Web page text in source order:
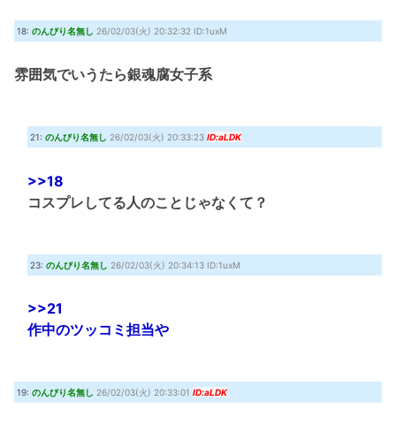
18: のんびり名無し 26/02/03(火) 20:32:32 ID:1uxM
雰囲気でいうたら銀魂腐女子系
21: のんびり名無し 26/02/03(火) 20:33:23 ID:aLDK
>>18
コスプレしてる人のことじゃなくて？
23: のんびり名無し 26/02/03(火) 20:34:13 ID:1uxM
>>21
作中のツッコミ担当や
19: のんびり名無し 26/02/03(火) 20:33:01 ID:aLDK